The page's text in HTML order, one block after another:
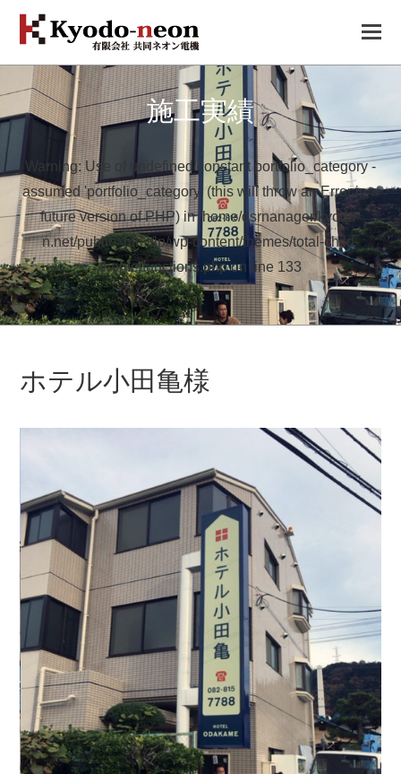
施工実績
Warning: Use of undefined constant portfolio_category -
assumed 'portfolio_category' (this will throw an Error in a
future version of PHP) in/home/dsrnanager/kyodo-
n.net/public_html/lp/wp-content/themes/total-child-
theme/functions.phpon line133
ホテル小田亀様